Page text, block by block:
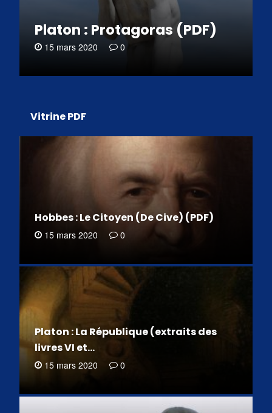
Platon : Protagoras (PDF)
15 mars 2020 0
Vitrine PDF
Hobbes : Le Citoyen (De Cive) (PDF)
15 mars 2020 0
Platon : La République (extraits des
livres VI et…
15 mars 2020 0